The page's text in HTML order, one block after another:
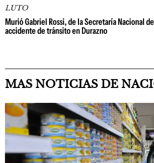
LUTO
Murió Gabriel Rossi, de la Secretaría Nacional
accidente de tránsito en Durazno
MAS NOTICIAS DE